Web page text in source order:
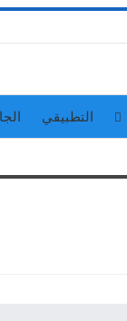
التطبيقي